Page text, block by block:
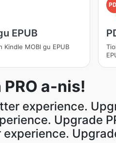
EPUB
Kindle MOBI gu EPUB
a-nis!
experience.
Upgrade
experience.